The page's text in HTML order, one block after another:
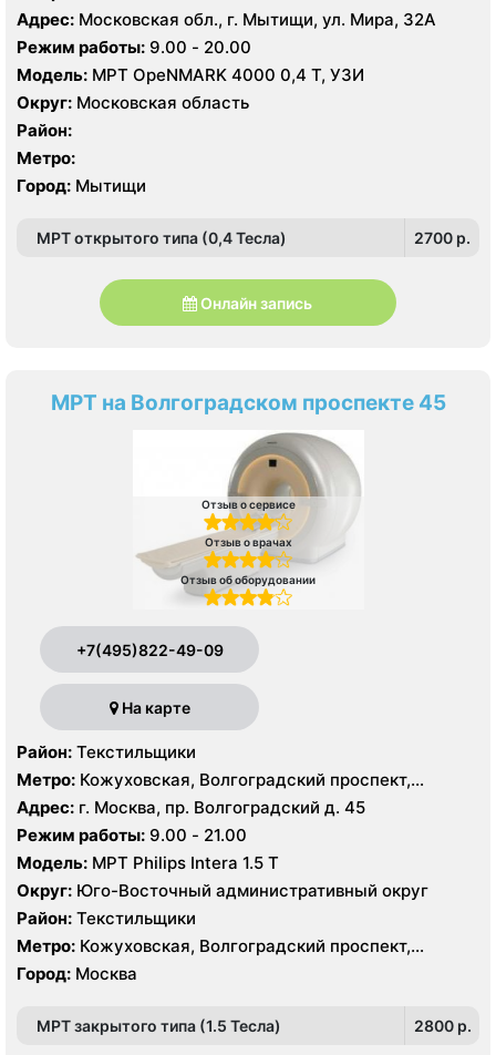
Адрес: Московская обл., г. Мытищи, ул. Мира, 32А
Режим работы: 9.00 - 20.00
Модель: МРТ OpeNMARK 4000 0,4 Т, УЗИ
Округ: Московская область
Район:
Метро:
Город: Мытищи
МРТ открытого типа (0,4 Тесла) 2700 p.
Онлайн запись
МРТ на Волгоградском проспекте 45
Отзыв о сервисе
Отзыв о врачах
Отзыв об оборудовании
+7(495)822-49-09
На карте
Район: Текстильщики
Метро: Кожуховская, Волгоградский проспект,
Текстильщики
Адрес: г. Москва, пр. Волгоградский д. 45
Режим работы: 9.00 - 21.00
Модель: МРТ Philips Intera 1.5 T
Округ: Юго-Восточный административный округ
Район: Текстильщики
Метро: Кожуховская, Волгоградский проспект,
Текстильщики
Город: Москва
МРТ закрытого типа (1.5 Тесла) 2800 p.